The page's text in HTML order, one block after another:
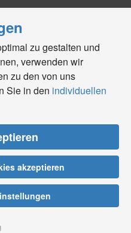
zu gestalten und
verwenden wir
zu den von uns
Sie in den individuellen
akzeptieren